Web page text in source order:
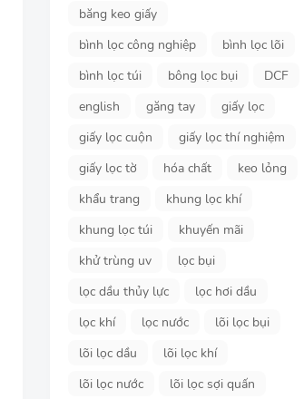
băng keo giấy
bình lọc công nghiệp
bình lọc lõi
bình lọc túi
bông lọc bụi
DCF
english
găng tay
giấy lọc
giấy lọc cuộn
giấy lọc thí nghiệm
giấy lọc tờ
hóa chất
keo lỏng
khẩu trang
khung lọc khí
khung lọc túi
khuyến mãi
khử trùng uv
lọc bụi
lọc dầu thủy lực
lọc hơi dầu
lọc khí
lọc nước
lõi lọc bụi
lõi lọc dầu
lõi lọc khí
lõi lọc nước
lõi lọc sợi quấn